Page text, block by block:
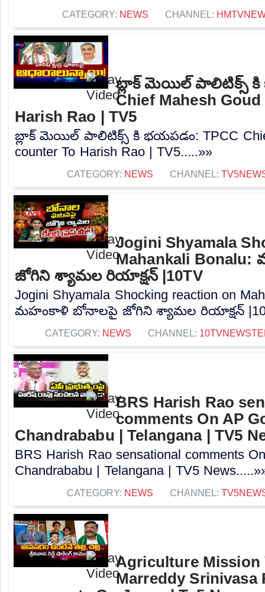
CATEGORY: NEWS CHANNEL:
బ్లాక్ మెయిల్ పాలిటిక్స్ కి
Chief Mahesh
Harish Rao | TV5
బ్లాక్ మెయిల్ పాలిటిక్స్ కి భయపడం: TPCC Chief
counter To Harish Rao | TV5.....»»
CATEGORY: NEWS CHANNEL:
Jogini Shyamala
Mahankali
జోగిని శ్యామల రియాక్షన్ |10TV
Jogini Shyamala Shocking reaction on
మహంకాళి బోనాలపై జోగిని శ్యామల రియాక్షన్
CATEGORY: NEWS CHANNEL:
BRS Harish Rao
comments On AP
Chandrababu | Telangana | TV5
BRS Harish Rao sensational comments
Chandrababu | Telangana | TV5
CATEGORY: NEWS CHANNEL:
Agriculture Mission
Marreddy Srinivasa